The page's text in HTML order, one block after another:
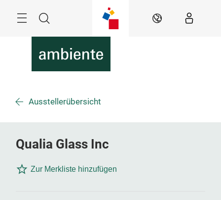
Suche DE
Ausstellerübersicht
Qualia Glass Inc
Zur Merkliste hinzufügen